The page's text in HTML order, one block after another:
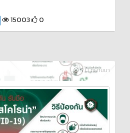
15003 0
5 ปี ที่ผ่านมา